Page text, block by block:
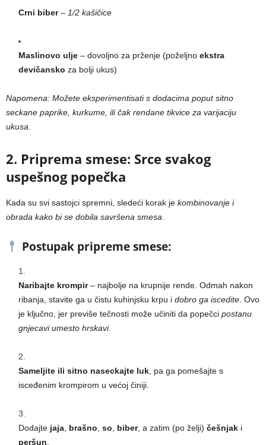
Crni biber– 1/2 kašičice
Maslinovo ulje – dovoljno za prženje (poželjno ekstra
devičansko za bolji ukus)
Napomena: Možete eksperimentisati s dodacima poput sitno
seckane paprike, kurkume, ili čak rendane tikvice za varijaciju
ukusa.
2. Priprema smese: Srce svakog
uspešnog popečka
Kada su svi sastojci spremni, sledeći korak je kombinovanje i
obrada kako bi se dobila savršena smesa
Postupak pripreme smese:
Naribajte krompir– najbolje na krupnije rende. Odmah nakon
ribanja, stavite ga u čistu kuhinjsku krpu i dobro ga iscedite . Ovo
je ključno, jer previše tečnosti može učiniti da popečci postanu
gnjecavi umesto hrskavi.
Sameljite ili sitno naseckajte luk , pa ga pomešajte s
isceđenim krompirom u većoj činiji.
Dodajte jaja brašno so biber, a zatim (po želji) češnjak i
peršun